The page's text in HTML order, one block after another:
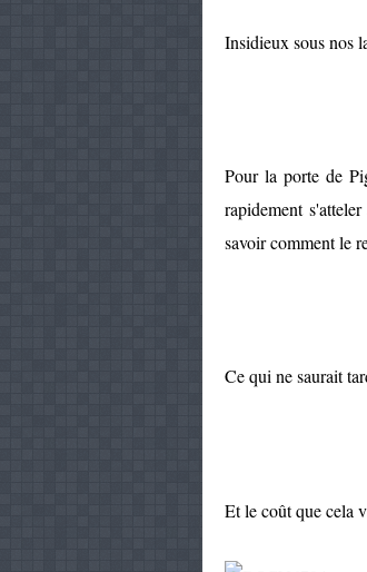
Insidieux sous nos
Pour la porte de
rapidement
savoir comment le
Ce qui ne saurait
Et le coût que cela